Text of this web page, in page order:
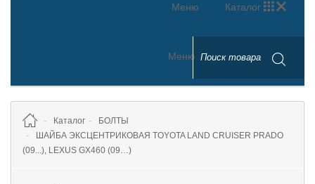
Каталог
Меню
Меню
Каталог
БОЛТЫ
ШАЙБА ЭКСЦЕНТРИКОВАЯ TOYOTA LAND CRUISER PRADO
(09...), LEXUS GX460 (09…)